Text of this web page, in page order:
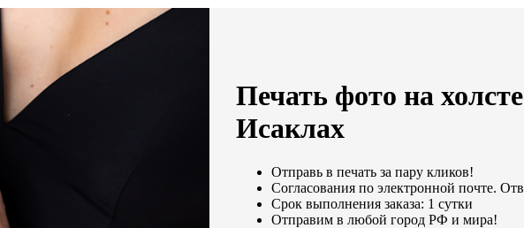
Печать фото на
Исаклах
Отправь в печать за пару кликов!
Согласования по электронной почте.
Срок выполнения заказа: 1 сутки
Отправим в любой город РФ и мира!